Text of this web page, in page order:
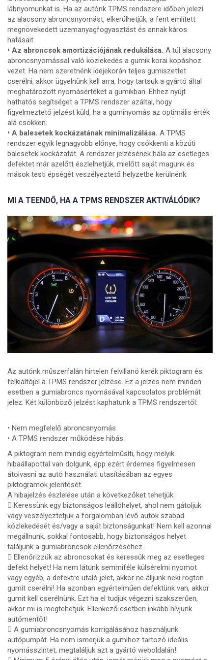
lábnyomunkat is. Ha az autónk TPMS rendszere időben jelezi
az alacsony abroncsnyomást, elkerülhetjük, a fent említett
megnövekedett üzemanyagfogyasztást és annak káros
hatásait.
• Az abroncsok amortizációjának redukálása. A túl alacsony
abroncsnyomással való közlekedés a gumik korai kopáshoz
vezet. Ha nem szeretnénk idejekorán teljes gumiszettet
cserélni, akkor ügyelnünk kell arra, hogy tartsuk a gyártó által
meghatározott nyomásértéket a gumikban. Ehhez nyújt
hathatós segítséget a TPMS rendszer azáltal, hogy
figyelmeztető jelzést küld, ha a guminyomás az optimális érték
alá csökken.
• A balesetek kockázatának minimalizálása. A TPMS
rendszer egyik legnagyobb előnye, hogy csökkenti a közúti
balesetek kockázatát. A rendszer jelzésének hála az esetleges
defektet már azelőtt észlelhetjük, mielőtt saját magunk és
mások testi épségét veszélyeztető helyzetbe kerülnénk.
MI A TEENDŐ, HA A TPMS RENDSZER AKTIVÁLÓDIK?
Az autónk műszerfalán hirtelen felvillanó kerék piktogram és
felkiáltójel a TPMS rendszer jelzése. Ez a jelzés nem minden
esetben a gumiabroncs nyomásával kapcsolatos problémát
jelez. Két különböző jelzést kaphatunk a TPMS rendszertől:
• Nem megfelelő abroncsnyomás
• A TPMS rendszer működése hibás
A piktogram nem mindig egyértelműsíti, hogy melyik
hibaállapottal van dolgunk, épp ezért érdemes figyelmesen
átolvasni az autó használati utasításában az egyes
piktogramok jelentését.
A hibajelzés észlelése után a következőket tehetjük:
 Keressünk egy biztonságos leállóhelyet, ahol nem gátoljuk
vagy veszélyeztetjük a forgalomban lévő autók szabad
közlekedését és/vagy a saját biztonságunkat! Nem kell azonnal
megállnunk, sokkal fontosabb, hogy biztonságos helyet
találjunk a gumiabroncsok ellenőrzéséhez.
 Ellenőrizzük az abroncsokat és keressük meg az esetleges
defekt helyét! Ha nem látunk semmiféle külsérelmi nyomot
vagy egyéb, a defektre utaló jelet, akkor ne álljunk neki rögtön
gumit cserélni! Ha azonban egyértelműen defektünk van, akkor
gumit kell cserélnünk. Ezt ha el tudjuk végezni szakszerűen,
akkor mi is megtehetjük. Ellenkező esetben inkább hívjunk
autómentőt!
 A gumiabroncsnyomás korrigálásához használjunk
autópumpát. Ha nem ismerjük a gumihoz tartozó ideális
nyomásszintet, megtaláljuk azt a gyártó weboldalán!